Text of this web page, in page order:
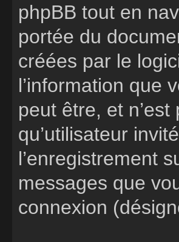
phpBB tout en
portée du
créées par le
l’information que
peut être, et
qu’utilisateur
l’enregistrement
messages que
connexion